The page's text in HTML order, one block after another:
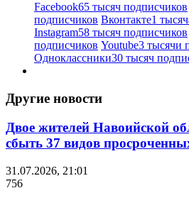
Facebook65 тысяч подписчиков
подписчиков Вконтакте1
Instagram58 тысяч подписчиков
подписчиков Youtube3 тысячи
Одноклассники30 тысяч
Другие новости
Двое жителей Навоийской
сбыть 37 видов
31.07.2026, 21:01
756